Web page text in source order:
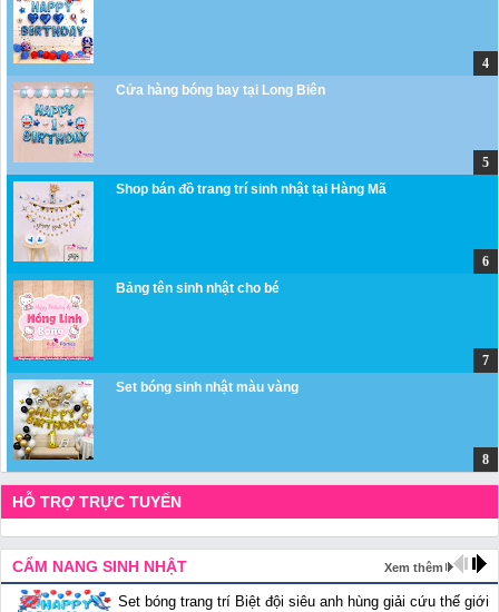
Cửa hàng bóng bay tại Long Biên
Shop bán đồ trang trí sinh nhật tại Hàng Mã
Bảng tên sinh nhật cho bé
Set bóng sinh nhật màu vàng
HỖ TRỢ TRỰC TUYẾN
CẨM NANG SINH NHẬT Xem thêm
Set bóng trang trí Biệt đội siêu anh hùng giải cứu thế giới